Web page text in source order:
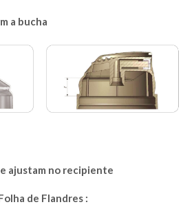
a bucha
ajustam no recipiente
de Flandres :